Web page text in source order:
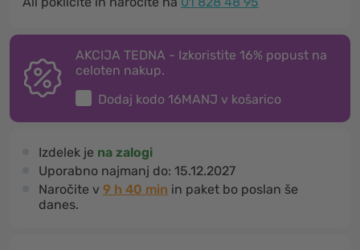
AKCIJA TEDNA - Izkoristite 16% popust na
celoten nakup.
Dodaj kodo 16MANJ v košarico
Izdelek je na zalogi
Uporabno najmanj do: 15.12.2027
Naročite v 9 h 40 min in paket bo poslan še
danes.